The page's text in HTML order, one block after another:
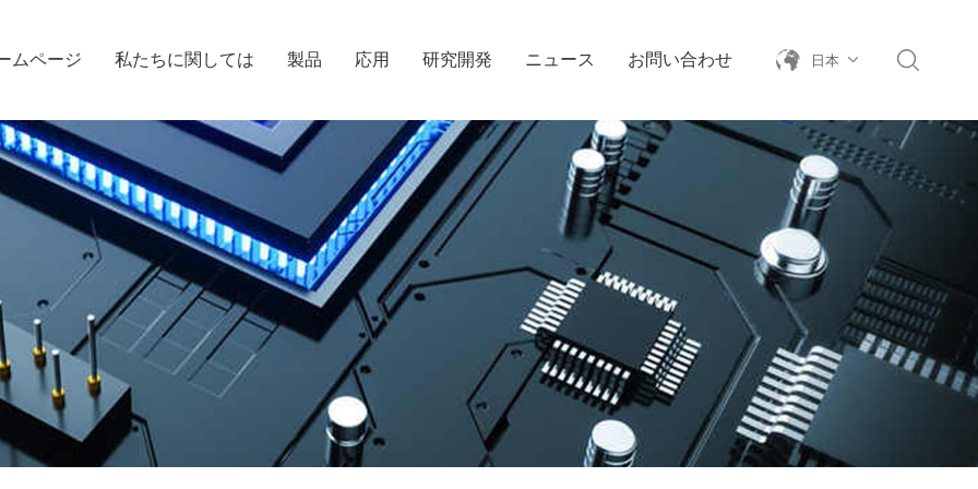
ムページ 私たちに関しては 製品 応用 研究開発 ニュース お問い合わせ 日本